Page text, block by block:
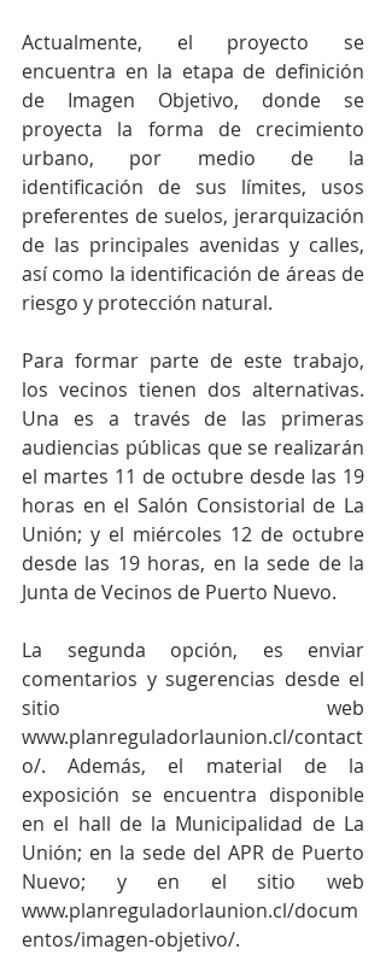
Actualmente, el proyecto se
encuentra en la etapa de definición
de Imagen Objetivo, donde se
proyecta la forma de crecimiento
urbano, por medio de la
identificación de sus límites, usos
preferentes de suelos, jerarquización
de las principales avenidas y calles,
así como la identificación de áreas de
riesgo y protección natural.
Para formar parte de este trabajo,
los vecinos tienen dos alternativas.
Una es a través de las primeras
audiencias públicas que se realizarán
el martes 11 de octubre desde las 19
horas en el Salón Consistorial de La
Unión; y el miércoles 12 de octubre
desde las 19 horas, en la sede de la
Junta de Vecinos de Puerto Nuevo.
La segunda opción, es enviar
comentarios y sugerencias desde el
sitio web
www.planreguladorlaunion.cl/contact
o/. Además, el material de la
exposición se encuentra disponible
en el hall de la Municipalidad de La
Unión; en la sede del APR de Puerto
Nuevo; y en el sitio web
www.planreguladorlaunion.cl/docum
entos/imagen-objetivo/.